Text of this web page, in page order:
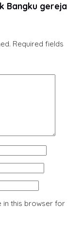
Bangku gereja
Required fields
in this browser for